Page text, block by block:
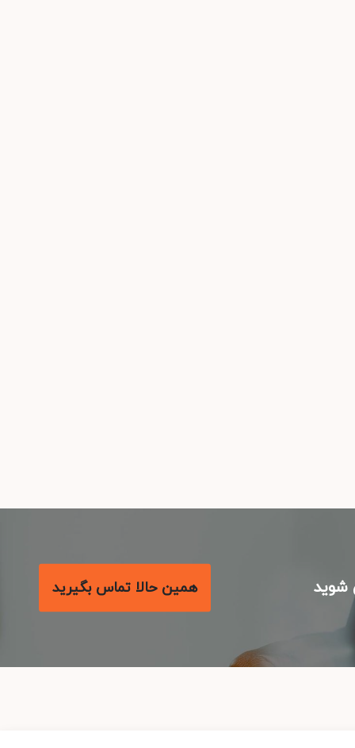
همین حالا تماس بگیرید